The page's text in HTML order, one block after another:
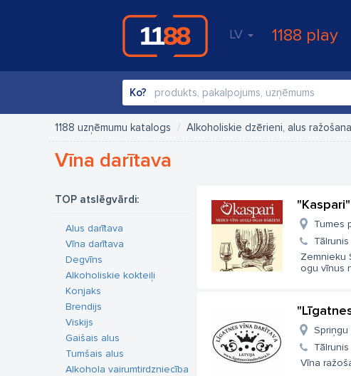
LV 1188 play
Ko?
1188 uzņēmumu katalogs Alkoholiskie dzērieni, alus ražošana
Vīna darītava
TOP atslēgvārdi:
Alus darītava
Vīna darītava
Degvīns
Alkoholiskie kokteiļi
Konjaks
Brendijs
Viskijs
Gaišais alus
Tumšais alus
Alkohola vairumtirdzniecība
Tumes
Tālrunis
Zemnieku
ogu vīnus
Spriņgu
Tālrunis
Vīna